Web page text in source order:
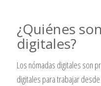
¿Quiénes
digitales?
Los nómadas digitales son
digitales para trabajar